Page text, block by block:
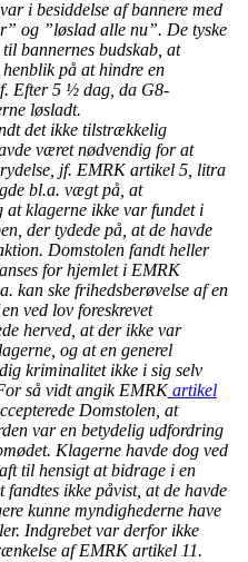
i besiddelse af bannere med
og ”løslad alle nu”. De tyske
bannernes budskab, at
på at hindre en
Efter 5 ½ dag, da G8-
løsladt.
det ikke tilstrækkelig
været nødvendig for at
jf. EMRK artikel 5, litra
bl.a. vægt på, at
at klagerne ikke var fundet i
der tydede på, at de havde
Domstolen fandt heller
for hjemlet i EMRK
kan ske frihedsberøvelse af en
ved lov foreskrevet
herved, at der ikke var
og at en generel
kriminalitet ikke i sig selv
så vidt angik EMRKartikel
Domstolen, at
var en betydelig udfordring
Klagerne havde dog ved
til hensigt at bidrage i en
fandtes ikke påvist, at de havde
kunne myndighederne have
Indgrebet var derfor ikke
af EMRK artikel 11.